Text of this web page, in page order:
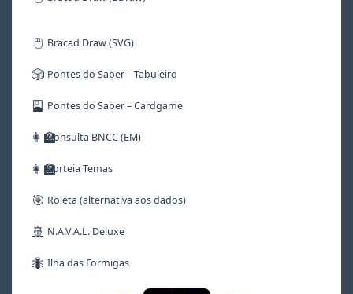
🖱️ Bracad Draw (SVG)
🎲 Pontes do Saber – Tabuleiro
🎴 Pontes do Saber – Cardgame
👩‍🏫Consulta BNCC (EM)
👩‍🏫Sorteia Temas
🎯 Roleta (alternativa aos dados)
🚢 N.A.V.A.L. Deluxe
🐜 Ilha das Formigas